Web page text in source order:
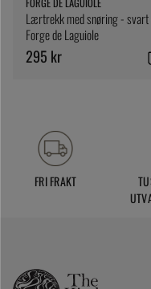
Lærtrekk med snøring -
Forge de Laguiole
295 kr
FRI FRAKT